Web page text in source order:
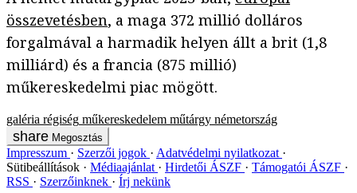
összevetésben, a maga 372 millió dolláros
forgalmával a harmadik helyen állt a brit (1,8
milliárd) és a francia (875 millió)
műkereskedelmi piac mögött.
galéria régiség műkereskedelem műtárgy németország
Megosztás
Impresszum Szerzői jogok
Adatvédelmi nyilatkozat
Sütibeállítások
Médiaajánlat Hirdetői ÁSZF
Támogatói ÁSZF
RSS
Szerzőinknek Írj nekünk